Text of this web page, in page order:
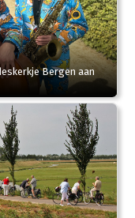
Bergen aan